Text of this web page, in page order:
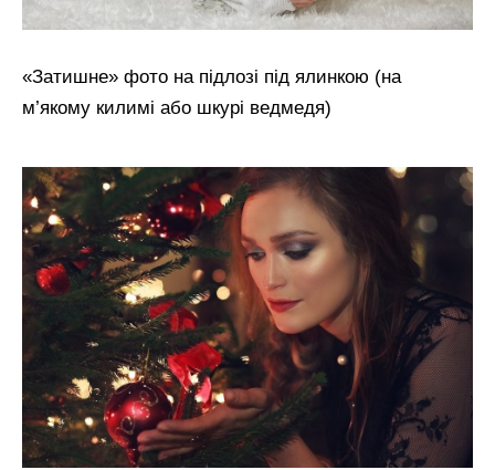
«Затишне» фото на підлозі під ялинкою (на
м’якому килимі або шкурі ведмедя)